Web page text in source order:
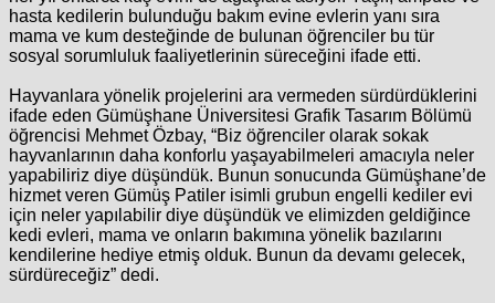
hasta kedilerin bulunduğu bakım evine evlerin yanı sıra
mama ve kum desteğinde de bulunan öğrenciler bu tür
sosyal sorumluluk faaliyetlerinin süreceğini ifade etti.
Hayvanlara yönelik projelerini ara vermeden sürdürdüklerini
ifade eden Gümüşhane Üniversitesi Grafik Tasarım Bölümü
öğrencisi Mehmet Özbay, “Biz öğrenciler olarak sokak
hayvanlarının daha konforlu yaşayabilmeleri amacıyla neler
yapabiliriz diye düşündük. Bunun sonucunda Gümüşhane’de
hizmet veren Gümüş Patiler isimli grubun engelli kediler evi
için neler yapılabilir diye düşündük ve elimizden geldiğince
kedi evleri, mama ve onların bakımına yönelik bazılarını
kendilerine hediye etmiş olduk. Bunun da devamı gelecek,
sürdüreceğiz” dedi.